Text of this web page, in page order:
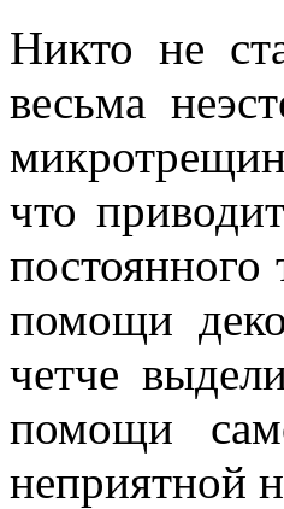
Никто не
весьма
что
помощи
четче
помощи
неприятной